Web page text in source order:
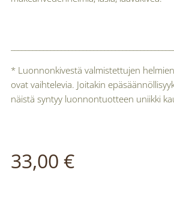
* Luonnonkivestä valmistettujen
ovat vaihtelevia. Joitakin
näistä syntyy luonnontuotteen uniikki
33,00 €